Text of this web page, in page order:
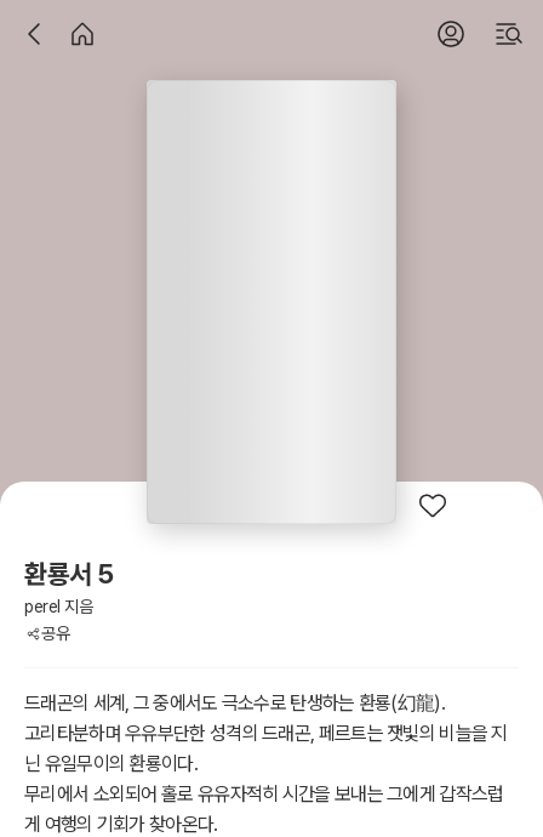
환룡서 5
perel 지음
공유
드래곤의 세계, 그 중에서도 극소수로 탄생하는 환룡(幻龍).
고리타분하며 우유부단한 성격의 드래곤, 페르트는 잿빛의 비늘을 지
닌 유일무이의 환룡이다.
무리에서 소외되어 홀로 유유자적히 시간을 보내는 그에게 갑작스럽
게 여행의 기회가 찾아온다.